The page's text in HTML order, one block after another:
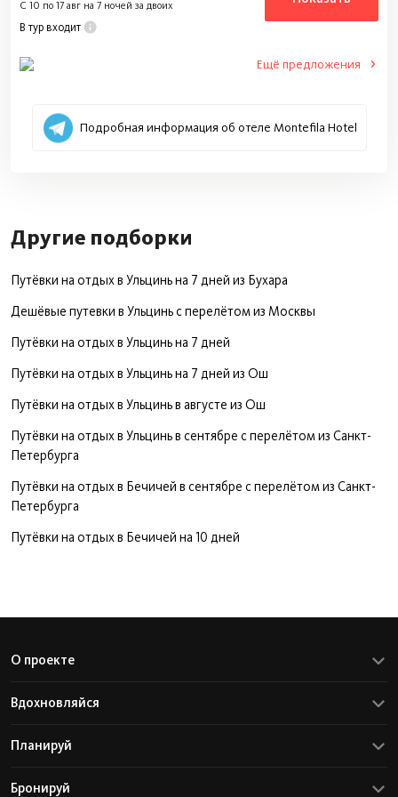
C 10 по 17 авг на 7 ночей за двоих
В тур входит
Подробная информация об отеле Montefila Hotel
Другие подборки
Путёвки на отдых в Ульцинь на 7 дней из Бухара
Дешёвые путевки в Ульцинь с перелётом из Москвы
Путёвки на отдых в Ульцинь на 7 дней
Путёвки на отдых в Ульцинь на 7 дней из Ош
Путёвки на отдых в Ульцинь в августе из Ош
Путёвки на отдых в Ульцинь в сентябре с перелётом из Санкт-
Петербурга
Путёвки на отдых в Бечичей в сентябре с перелётом из Санкт-
Петербурга
Путёвки на отдых в Бечичей на 10 дней
О проекте
Вдохновляйся
Планируй
Бронируй